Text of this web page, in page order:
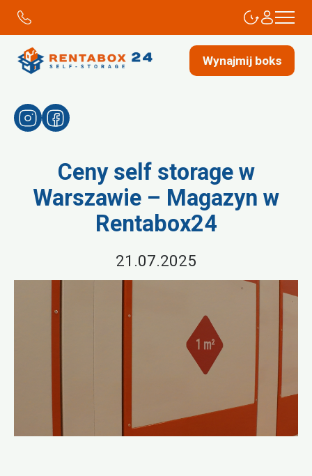
Wynajmij boks
Ceny self storage w
Warszawie – Magazyn w
Rentabox24
21.07.2025